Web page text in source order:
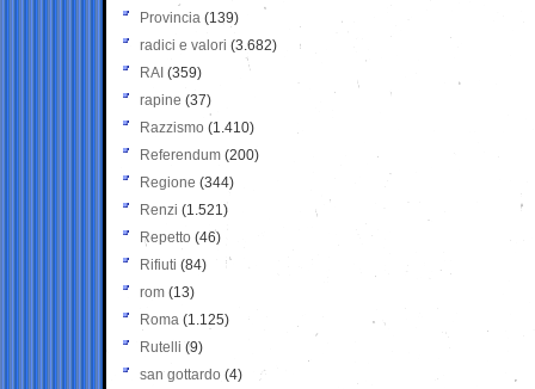
Provincia (139)
radici e valori (3.682)
RAI (359)
rapine (37)
Razzismo (1.410)
Referendum (200)
Regione (344)
Renzi (1.521)
Repetto (46)
Rifiuti (84)
rom (13)
Roma (1.125)
Rutelli (9)
san gottardo (4)